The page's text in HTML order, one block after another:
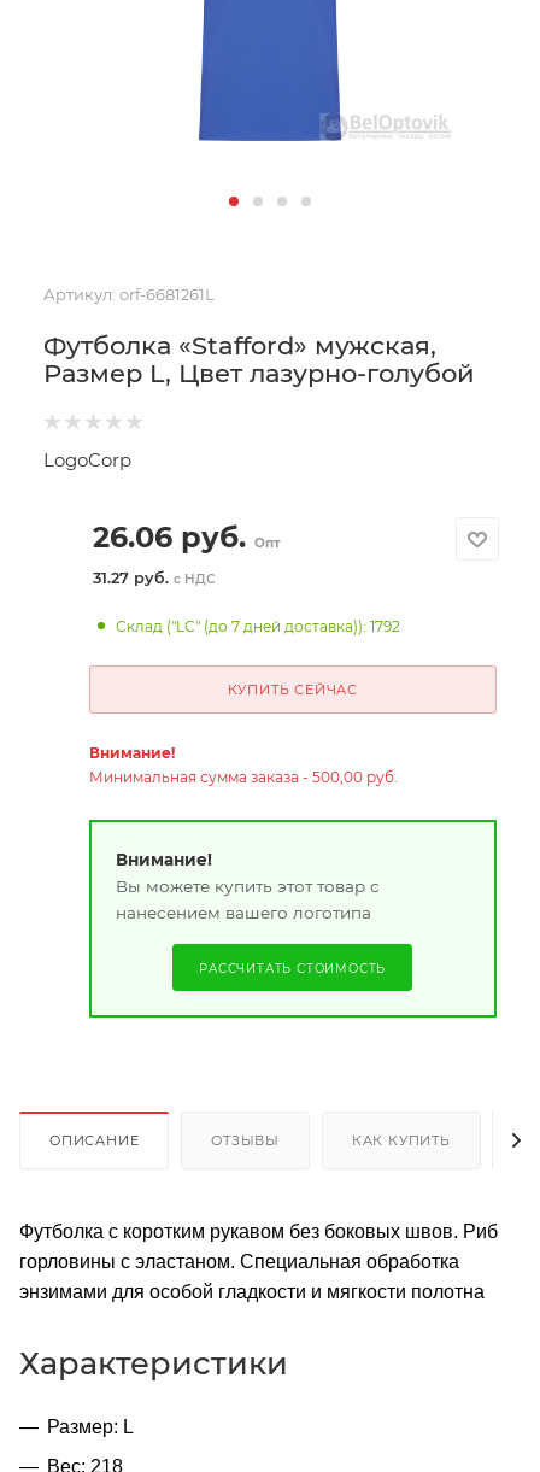
Артикул: orf-6681261L
Футболка «Stafford» мужская,
Размер L, Цвет лазурно-голубой
LogoCorp
26.06руб. Опт
31.27 руб. с НДС
Склад ("LC" (до 7 дней доставка)): 1792
КУПИТЬ СЕЙЧАС
Внимание!
Минимальная сумма заказа - 500,00 руб.
Внимание!
Вы можете купить этот товар с
нанесением вашего логотипа
РАССЧИТАТЬ СТОИМОСТЬ
ОПИСАНИЕ ОТЗЫВЫ КАК КУПИТЬ
Футболка с коротким рукавом без боковых швов. Риб
горловины с эластаном. Специальная обработка
энзимами для особой гладкости и мягкости полотна
Характеристики
Размер: L
Вес: 218